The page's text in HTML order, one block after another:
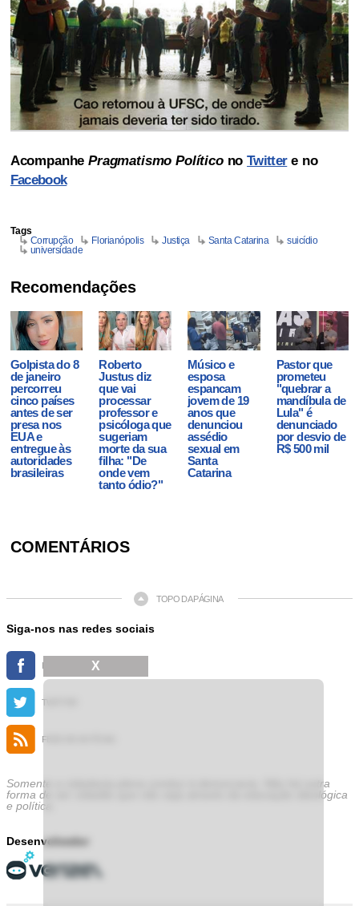
AcompanhePragmatismo PolíticonoTwittere no
Facebook
Tags
Corrupção
Florianópolis Justiça Santa Catarina
suicídio
universidade
Recomendações
Golpista do 8
de janeiro
percorreu
cinco países
antes de ser
presa nos
EUA e
entregue às
autoridades
brasileiras
Roberto
Justus diz
que vai
processar
professor e
psicóloga que
sugeriam
morte da sua
filha: "De
onde vem
tanto ódio?"
Músico e
esposa
espancam
jovem de 19
anos que
denunciou
assédio
sexual em
Santa
Catarina
Pastor que
prometeu
"quebrar a
mandíbula de
Lula" é
denunciado
por desvio de
R$ 500 mil
COMENTÁRIOS
TOPO DA PÁGINA
Siga-nos nas redes sociais
FACEBOOK
TWITTER
FEED DE NOTÍCIAS
Somente a cidadania plena conduz à democracia. Não há outra
forma de ser cidadão que não seja através da educação ideológica
e política.
Desenvolvedor
X